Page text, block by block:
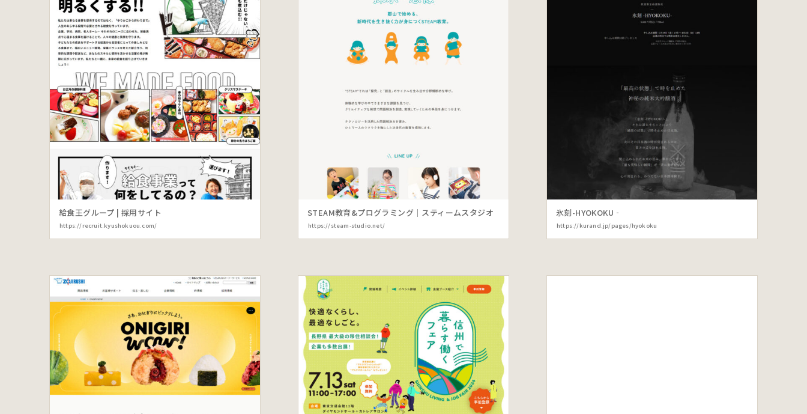
給食王グループ | 採用サイト
https://recruit.kyushokuou.com/
STEAM教育&プログラミング｜スティームスタジオ
https://steam-studio.net/
氷刻-HYOKOKU‐
https://kurand.jp/pages/hyokoku